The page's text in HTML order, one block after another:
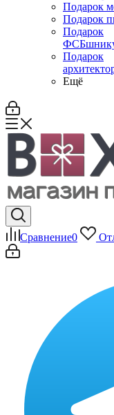
Подарок
Подарок
Подарок
Подарок
Ещё
Сравнение0